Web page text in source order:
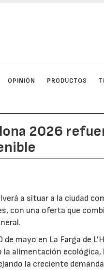
OPINIÓN PRODUCTOS
2026
a situar a la ciudad
con una oferta que
mayo en La Farga de
alimentación
la creciente